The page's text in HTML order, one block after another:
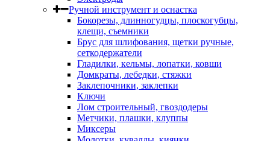
Ручной инструмент и оснастка
Бокорезы, длинногудцы, плоскогубцы,
клещи, съемники
Брус для шлифования, щетки ручные,
сеткодержатели
Гладилки, кельмы, лопатки, ковши
Домкраты, лебедки, стяжки
Заклепочники, заклепки
Ключи
Лом строительный, гвоздодеры
Метчики, плашки, клуппы
Миксеры